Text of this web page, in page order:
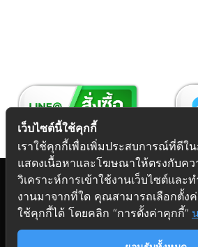
Copyright 2026 © Futuretech
ศูนย์รวมอุปกรณ์เฟอร์นิเจอร์
เว็บไซต์นี้ใช้คุกกี้
เราใช้คุกกี้เพื่อเพิ่มประสบการณ์ที่ดีใ
แสดงเนื้อหาและโฆษณาให้ตรงกับคว
วิเคราะห์การเข้าใช้งานเว็บไซต์และ
งานมาจากที่ใด คุณสามารถเลือกตั้ง
ใช้คุกกี้ได้ โดยคลิก “การตั้งค่าคุกกี้”